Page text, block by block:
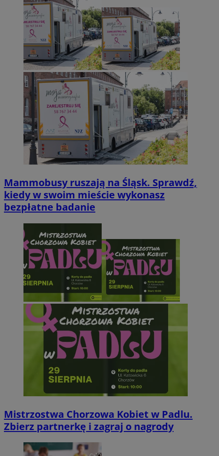
Mammobusy ruszają na Śląsk. Sprawdź,
kiedy w swoim mieście wykonasz
bezpłatne badanie
Mistrzostwa Chorzowa Kobiet w Padlu.
Zbierz partnerkę i zagraj o nagrody